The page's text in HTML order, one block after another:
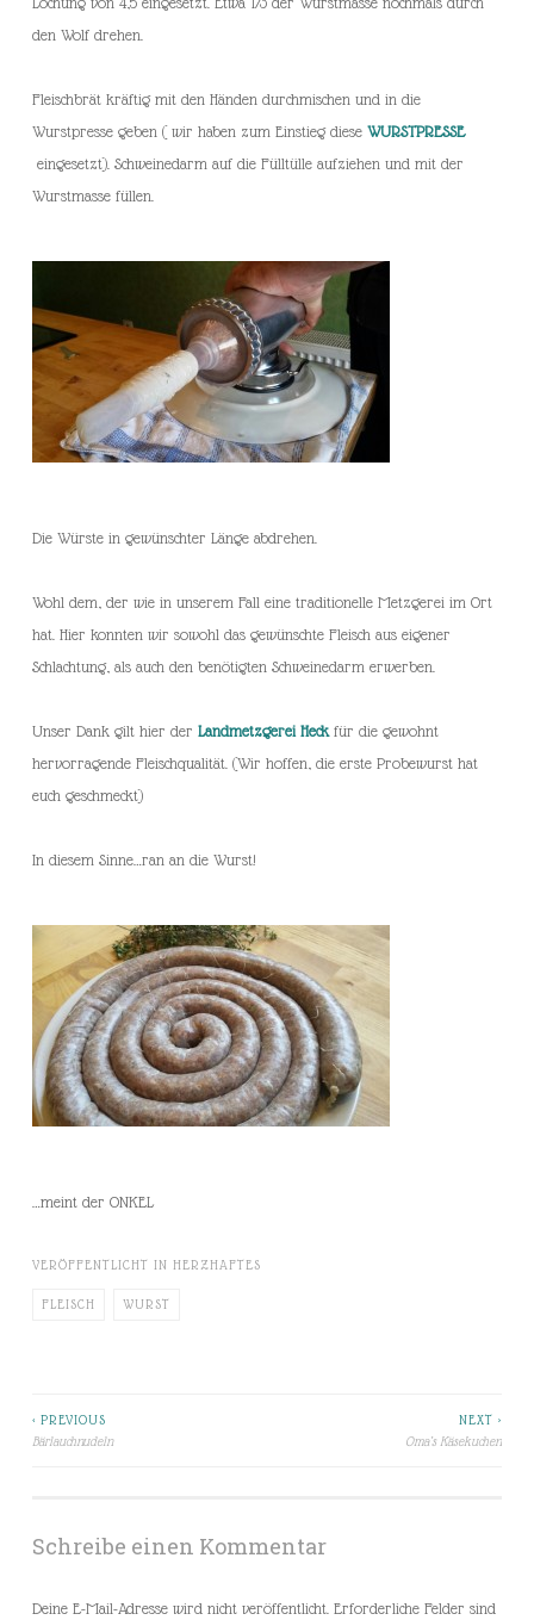
den Wolf drehen.
Fleischbrät kräftig mit den Händen durchmischen und in die
Wurstpresse geben ( wir haben zum Einstieg diese WURSTPRESSE
eingesetzt). Schweinedarm auf die Fülltülle aufziehen und mit der
Wurstmasse füllen.
Die Würste in gewünschter Länge abdrehen.
Wohl dem, der wie in unserem Fall eine traditionelle Metzgerei im Ort
hat. Hier konnten wir sowohl das gewünschte Fleisch aus eigener
Schlachtung, als auch den benötigten Schweinedarm erwerben.
Unser Dank gilt hier der Landmetzgerei Heck für die gewohnt
hervorragende Fleischqualität. (Wir hoffen, die erste Probewurst hat
euch geschmeckt)
In diesem Sinne…ran an die Wurst!
…meint der ONKEL
VERÖFFENTLICHT IN HERZHAFTES
FLEISCH WURST
Beitragsnavigation
< PREVIOUS
Bärlauchnudeln
NEXT >
Oma’s Käsekuchen
Schreibe einen Kommentar
Deine E-Mail-Adresse wird nicht veröffentlicht. Erforderliche Felder sind